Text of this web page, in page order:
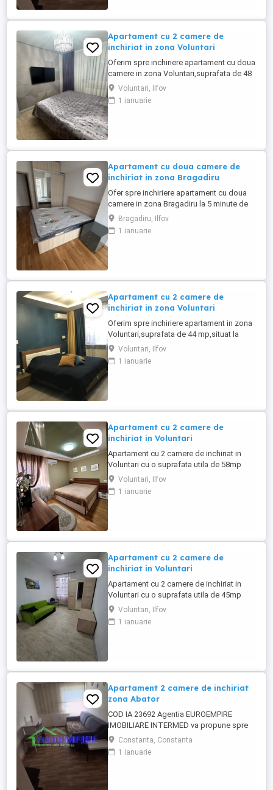
mobilat ...
Apartament cu 2 camere de
inchiriat in zona Voluntari
Oferim spre inchiriere apartament cu doua
camere in zona Voluntari,suprafata de 48
mp,situat la etajul 2,ideal pentru un cuplu
sau o persoana care vrea putin mai mult
confort. Ai statia Cartier Voluntari,liniile
Voluntari, Ilfov
1 ianuarie
Apartament cu doua camere de
inchiriat in zona Bragadiru
Ofer spre inchiriere apartament cu doua
camere in zona Bragadiru la 5 minute de
La Reina Pizza. Apartamentul dispune de
50mp utili complet mobilat si utilat situat
la etajul 3.
Bragadiru, Ilfov
1 ianuarie
Apartament cu 2 camere de
inchiriat in zona Voluntari
Oferim spre inchiriere apartament in zona
Voluntari,suprafata de 44 mp,situat la
etajul 5,un apartament aerisit cu spatiu
suficient pentru un cuplu. Transportul e la
indemana prin statia Voluntari
Voluntari, Ilfov
1 ianuarie
Apartament cu 2 camere de
inchiriat in Voluntari
Apartament cu 2 camere de inchiriat in
Voluntari cu o suprafata utila de 58mp
situat la etajul 1 , apartament este complet
mobilat si utilat modern.Dispune de un
dressing generos. Detinem loc de
Voluntari, Ilfov
1 ianuarie
Apartament cu 2 camere de
inchiriat in Voluntari
Apartament cu 2 camere de inchiriat in
Voluntari cu o suprafata utila de 45mp
situat la etajul 2 4 la doar 10 minute de
supermarket.In apropiere regasim statie
stb .
Voluntari, Ilfov
1 ianuarie
Apartament 2 camere de inchiriat
zona Abator
COD IA 23692 Agentia EUROEMPIRE
IMOBILIARE INTERMED va propune spre
inchiriere un apartament cu 2 camere
,decomandat, zona Abator, cu suprafata
de 50 mp, situat la etajul 5.In zonă se află
Constanta, Constanta
1 ianuarie